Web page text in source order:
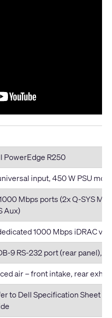
PowerEdge R250
input, 450 W PSU
Mbps ports (2x Q-SYS
Aux)
1000 Mbps iDRAC
9 RS-232 port (rear panel),
air – front intake, rear
to Dell Specification Sheet